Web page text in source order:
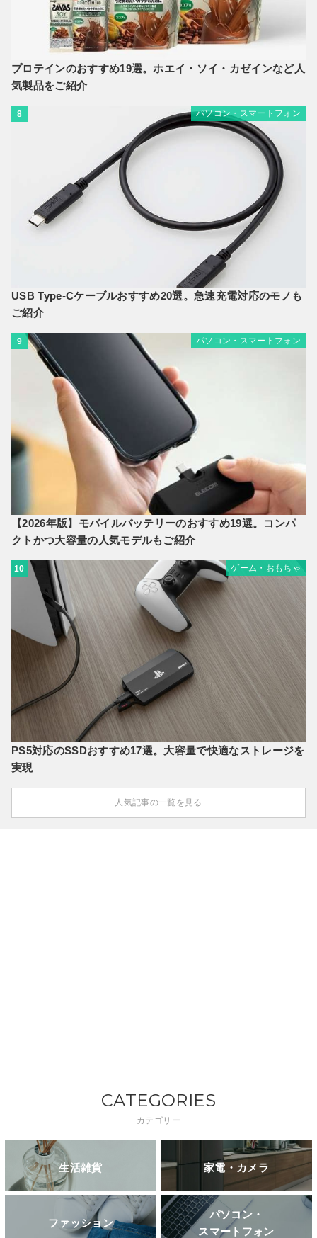
プロテインのおすすめ19選。ホエイ・ソイ・カゼインなど人
気製品をご紹介
8 パソコン・スマートフォン
USB Type-Cケーブルおすすめ20選。急速充電対応のモノも
ご紹介
9 パソコン・スマートフォン
【2026年版】モバイルバッテリーのおすすめ19選。コンパ
クトかつ大容量の人気モデルもご紹介
10 ゲーム・おもちゃ
PS5対応のSSDおすすめ17選。大容量で快適なストレージを
実現
人気記事の一覧を見る
CATEGORIES
カテゴリー
生活雑貨 家電・カメラ
ファッション
パソコン・
スマートフォン